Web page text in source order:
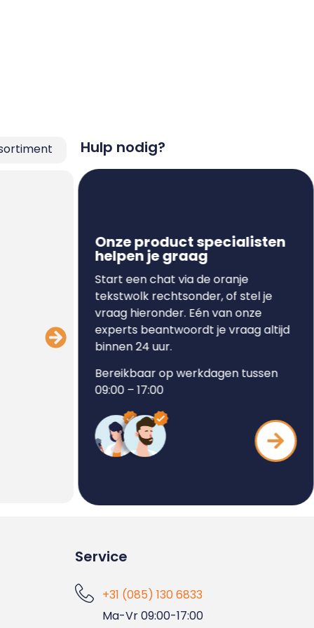
Hulp nodig?
Onze product specialisten
helpen je graag
Start een chat via de oranje
tekstwolk rechtsonder, of stel je
vraag hieronder. Eén van onze
experts beantwoordt je vraag altijd
binnen 24 uur.
Bereikbaar op werkdagen tussen
09:00 – 17:00
Service
+31 (085) 130 6833
Ma-Vr 09:00-17:00